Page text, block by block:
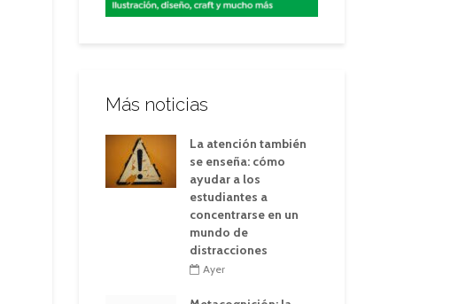
Más noticias
La atención también
se enseña: cómo
ayudar a los
estudiantes a
concentrarse en un
mundo de
distracciones
Ayer